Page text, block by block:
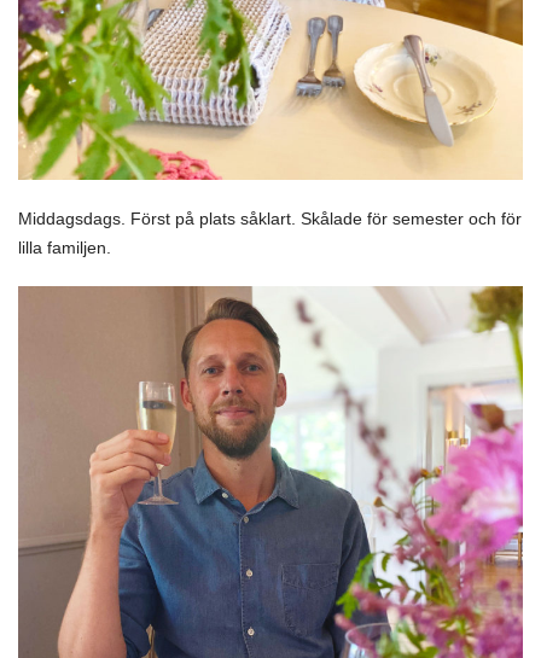
Middagsdags. Först på plats såklart. Skålade för semester och för
lilla familjen.